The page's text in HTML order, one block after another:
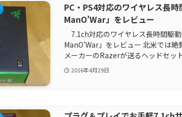
PC・PS4対応のワイヤレス長
ManO’War」をレビュー
7.1ch対応のワイヤレス長時間駆
ManO'War」をレビュー 北米では
メーカーのRazerが送るヘッドセッ
2016年4月29日